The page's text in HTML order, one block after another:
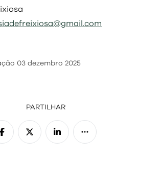
03 dezembro 2025
PARTILHAR